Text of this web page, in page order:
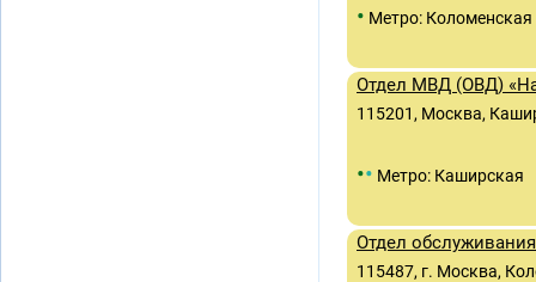
• Метро: Коломенская
Отдел МВД (ОВД)
115201, Москва,
•• Метро: Каширская
Отдел
115487, г. Москва,